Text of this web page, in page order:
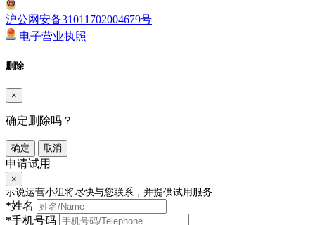
沪公网安备31011702004679号
电子营业执照
删除
×
确定删除吗？
确定 取消
申请试用
×
示说运营小组将尽快与您联系，并提供试用服务
*姓名
*手机号码